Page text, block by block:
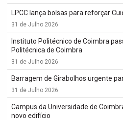
LPCC lança bolsas para reforçar
31 de Julho 2026
Instituto Politécnico de Coimbra
Politécnica de Coimbra
31 de Julho 2026
Barragem de Girabolhos urgente
31 de Julho 2026
Campus da Universidade de
novo edifício